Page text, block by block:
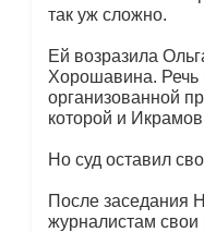
так уж сложно.
Ей возразила
Хорошавина. Речь
организованной
которой и
Но суд оставил
После заседания
журналистам свои